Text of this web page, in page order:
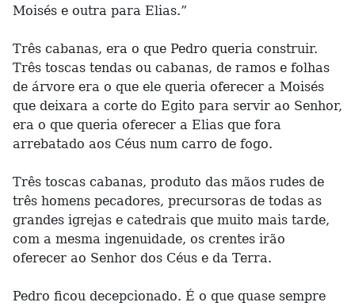
Moisés e outra para Elias.”
Três cabanas, era o que Pedro queria construir.
Três toscas tendas ou cabanas, de ramos e folhas
de árvore era o que ele queria oferecer a Moisés
que deixara a corte do Egito para servir ao Senhor,
era o que queria oferecer a Elias que fora
arrebatado aos Céus num carro de fogo.
Três toscas cabanas, produto das mãos rudes de
três homens pecadores, precursoras de todas as
grandes igrejas e catedrais que muito mais tarde,
com a mesma ingenuidade, os crentes irão
oferecer ao Senhor dos Céus e da Terra.
Pedro ficou decepcionado. É o que quase sempre